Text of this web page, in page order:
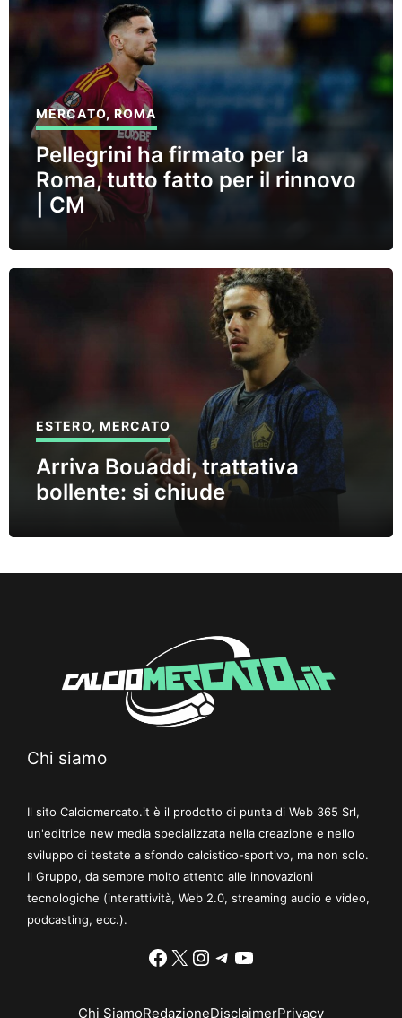
MERCATO,ROMA
Pellegrini ha firmato per la
Roma, tutto fatto per il rinnovo
| CM
ESTERO, MERCATO
Arriva Bouaddi, trattativa
bollente: si chiude
Chi siamo
Il sito Calciomercato.it è il prodotto di punta di Web 365 Srl,
un'editrice new media specializzata nella creazione e nello
sviluppo di testate a sfondo calcistico-sportivo, ma non solo.
Il Gruppo, da sempre molto attento alle innovazioni
tecnologiche (interattività, Web 2.0, streaming audio e video,
podcasting, ecc.).
Facebook
X Instagram
Telegram
YouTube
Chi SiamoRedazioneDisclaimerPrivacy